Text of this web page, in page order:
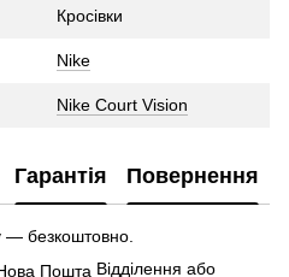
Кросівки
Nike
Nike Court Vision
Гарантія Повернення
— безкоштовно.
Відділення або